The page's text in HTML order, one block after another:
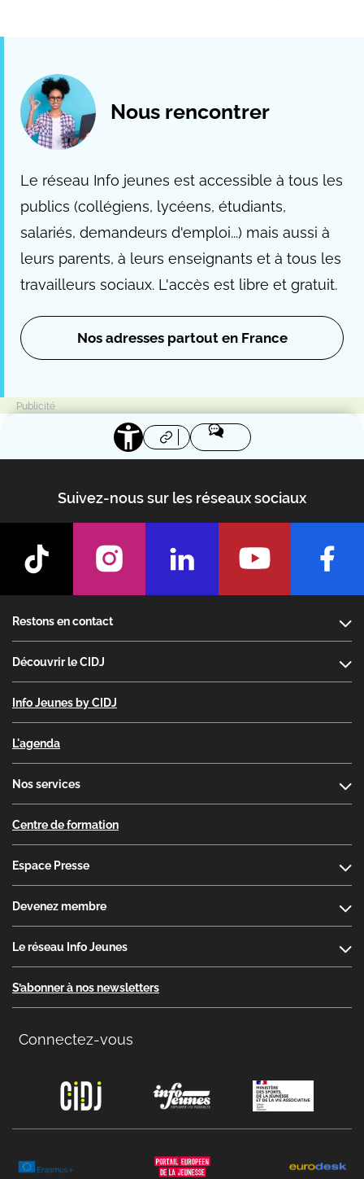
Nous rencontrer
Le réseau Info jeunes est accessible à tous les
publics (collégiens, lycéens, étudiants,
salariés, demandeurs d'emploi...) mais aussi à
leurs parents, à leurs enseignants et à tous les
travailleurs sociaux. L'accès est libre et gratuit.
Nos adresses partout en France
Suivez-nous sur les réseaux sociaux
Restons en contact
Découvrir le CIDJ
Info Jeunes by CIDJ
L'agenda
Nos services
Centre de formation
Espace Presse
Devenez membre
Le réseau Info Jeunes
S’abonner à nos newsletters
Connectez-vous